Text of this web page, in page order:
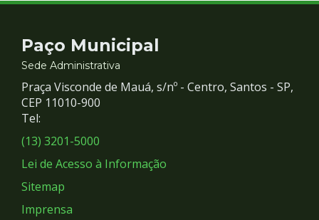
Contato
e
Redes
Sociais
Paço Municipal
Sede Administrativa
Praça Visconde de Mauá, s/nº - Centro, Santos - SP,
CEP 11010-900
Tel:
(13) 3201-5000
Lei de Acesso à Informação
Sitemap
Imprensa